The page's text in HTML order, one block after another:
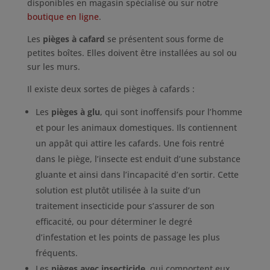
disponibles en magasin spécialisé ou sur notre
boutique en ligne.
Les pièges à cafard se présentent sous forme de
petites boîtes. Elles doivent être installées au sol ou
sur les murs.
Il existe deux sortes de pièges à cafards :
Les pièges à glu, qui sont inoffensifs pour l’homme
et pour les animaux domestiques. Ils contiennent
un appât qui attire les cafards. Une fois rentré
dans le piège, l’insecte est enduit d’une substance
gluante et ainsi dans l’incapacité d’en sortir. Cette
solution est plutôt utilisée à la suite d’un
traitement insecticide pour s’assurer de son
efficacité, ou pour déterminer le degré
d’infestation et les points de passage les plus
fréquents.